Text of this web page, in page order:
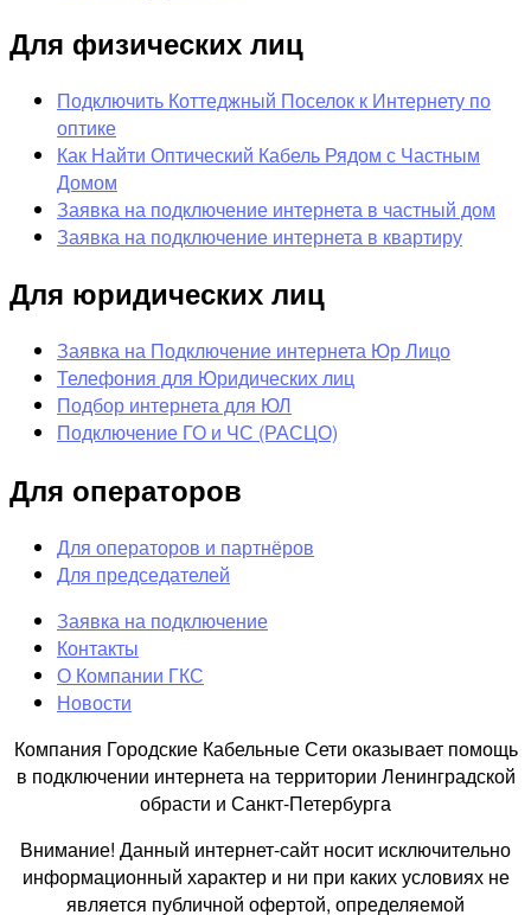
Для физических лиц
Подключить Коттеджный Поселок к Интернету по
оптике
Как Найти Оптический Кабель Рядом с Частным
Домом
Заявка на подключение интернета в частный дом
Заявка на подключение интернета в квартиру
Для юридических лиц
Заявка на Подключение интернета Юр Лицо
Телефония для Юридических лиц
Подбор интернета для ЮЛ
Подключение ГО и ЧС (РАСЦО)
Для операторов
Для операторов и партнёров
Для председателей
Заявка на подключение
Контакты
О Компании ГКС
Новости
Компания Городские Кабельные Сети оказывает помощь
в подключении интернета на территории Ленинградской
обрасти и Санкт-Петербурга
Внимание! Данный интернет-сайт носит исключительно
информационный характер и ни при каких условиях не
является публичной офертой, определяемой